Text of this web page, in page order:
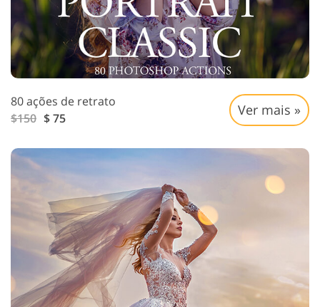
80 ações de retrato
$150 $ 75
Ver mais »